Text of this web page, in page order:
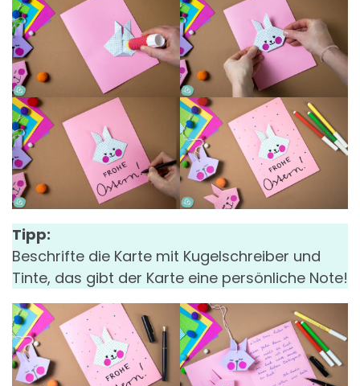
Tipp:
Beschrifte die Karte mit Kugelschreiber und
Tinte, das gibt der Karte eine persönliche Note!